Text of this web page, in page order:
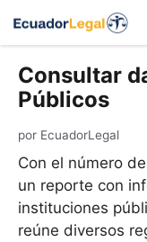
Consultar
Públicos
por EcuadorLegal
Con el número
un reporte con
instituciones
reúne diversos